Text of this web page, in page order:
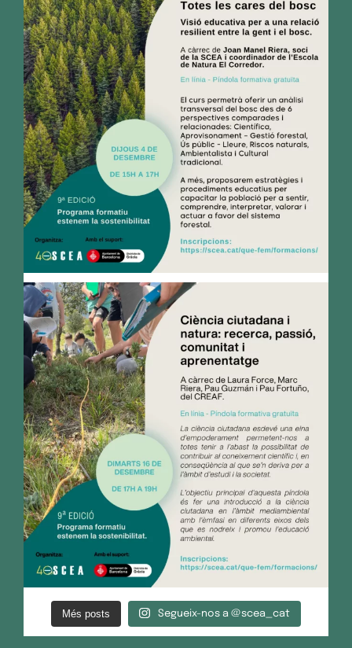
Més posts Segueix-nos a @scea_cat